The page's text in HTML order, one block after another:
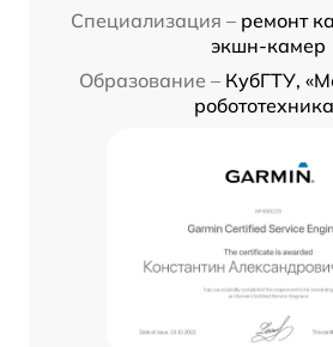
Специализация – ремонт
экшн-камер
Образование – КубГТУ,